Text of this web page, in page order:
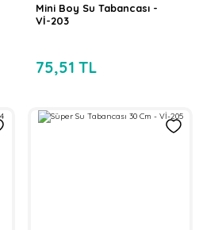
Mini Boy Su Tabancası -
Vİ-203
75,51 TL